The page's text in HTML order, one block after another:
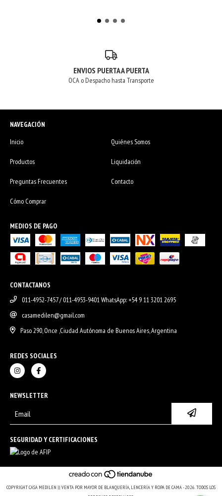
ENVIOS PUERTA A PUERTA
OCA o Despacho hasta Transporte
NAVEGACIÓN
Inicio
Quiénes Somos
Productos Liquidación
Preguntas Frecuentes Contacto
Cómo Comprar
MEDIOS DE PAGO
CONTACTANOS
011-4952-7457 / 011-4953-9401 WhatsApp: +54 9 11 3201 2695
casamedilen@gmail.com
Paso 290, Once ,Ciudad Autónoma de Buenos Aires, Argentina
REDES SOCIALES
NEWSLETTER
SEGURIDAD Y CERTIFICACIONES
COPYRIGHT CASA MEDILEN || VENTA POR MAYOR DE BLANQUERÍA, LENCERÍA Y ROPA DE CAMA - 2026. TODOS LOS